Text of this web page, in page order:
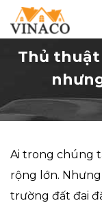
Thủ
Ai trong chúng
rộng lớn.
trường đất đai